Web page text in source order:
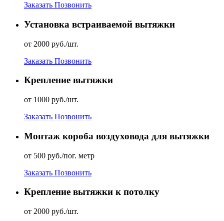
Заказать Позвонить
Установка встраиваемой вытяжки
от 2000 руб./шт.
Заказать Позвонить
Крепление вытяжки
от 1000 руб./шт.
Заказать Позвонить
Монтаж короба воздуховода для вытяжки
от 500 руб./пог. метр
Заказать Позвонить
Крепление вытяжки к потолку
от 2000 руб./шт.